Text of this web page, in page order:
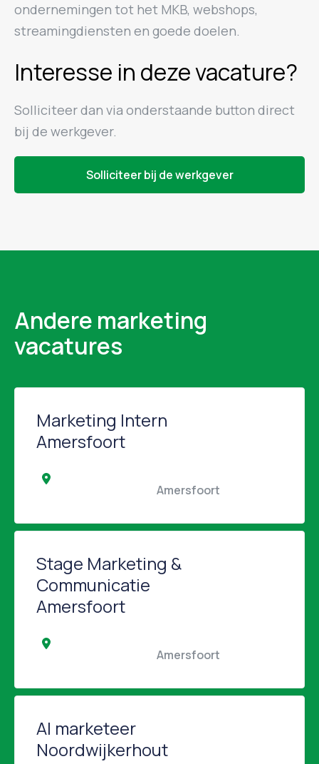
ondernemingen tot het MKB, webshops,
streamingdiensten en goede doelen.
Interesse in deze vacature?
Solliciteer dan via onderstaande button direct
bij de werkgever.
Solliciteer bij de werkgever
Andere marketing
vacatures
Marketing Intern
Amersfoort
Stage Marketing &
Communicatie
Amersfoort
AI marketeer
Noordwijkerhout